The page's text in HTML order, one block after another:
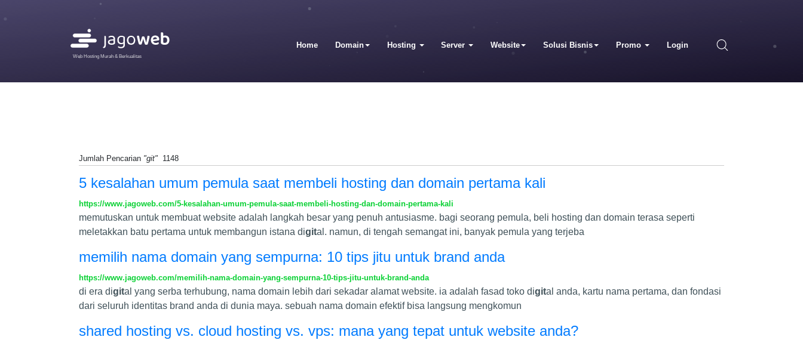
Web Hosting Murah & Berkualitas
Home Domain Hosting Server Website Solusi Bisnis Promo Login
Jumlah Pencarian "git" 1148
5 kesalahan umum pemula saat membeli hosting dan domain pertama kali
https://www.jagoweb.com/5-kesalahan-umum-pemula-saat-membeli-hosting-dan-domain-pertama-kali
memutuskan untuk membuat website adalah langkah besar yang penuh antusiasme. bagi seorang pemula, beli hosting dan domain terasa seperti
meletakkan batu pertama untuk membangun istana digital. namun, di tengah semangat ini, banyak pemula yang terjeba
memilih nama domain yang sempurna: 10 tips jitu untuk brand anda
https://www.jagoweb.com/memilih-nama-domain-yang-sempurna-10-tips-jitu-untuk-brand-anda
di era digital yang serba terhubung, nama domain lebih dari sekadar alamat website. ia adalah fasad toko digital anda, kartu nama pertama, dan fondasi
dari seluruh identitas brand anda di dunia maya. sebuah nama domain efektif bisa langsung mengkomun
shared hosting vs. cloud hosting vs. vps: mana yang tepat untuk website anda?